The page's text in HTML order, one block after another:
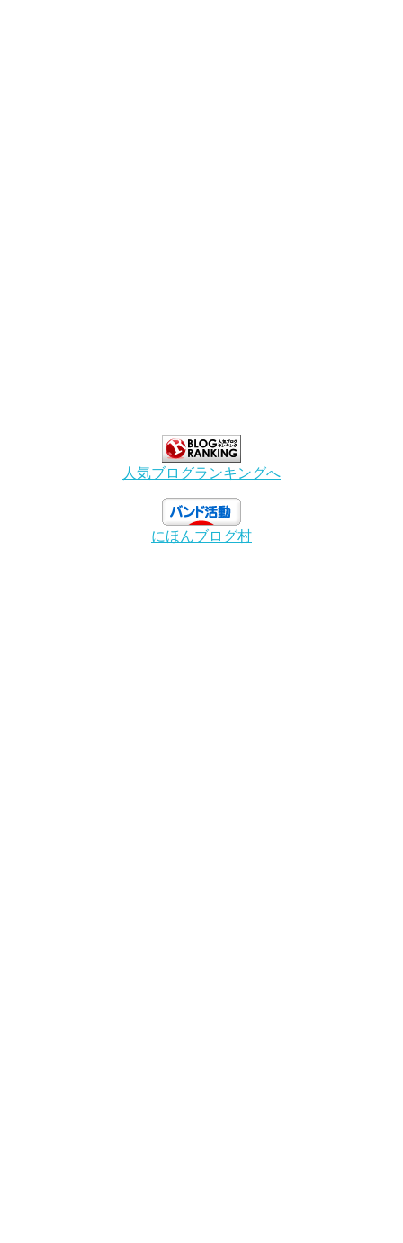
人気ブログランキングへ
にほんブログ村